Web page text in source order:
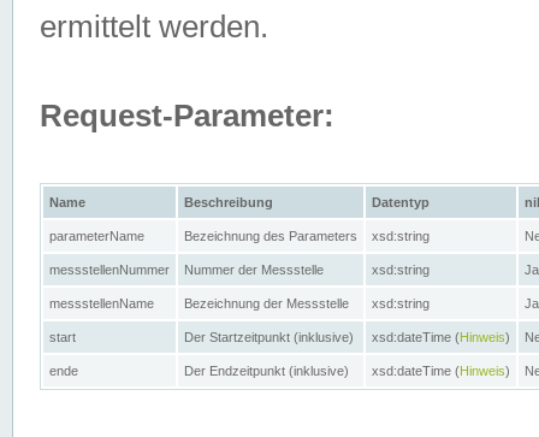
ermittelt werden.
Request-Parameter:
Name Beschreibung Datentyp nil
parameterName Bezeichnung des Parameters xsd:string
messstellenNummer Nummer der Messstelle xsd:string Ja
messstellenName Bezeichnung der Messstelle xsd:string Ja
start Der Startzeitpunkt (inklusive) xsd:dateTime (Hinweis)
ende Der Endzeitpunkt (inklusive) xsd:dateTime (Hinweis)